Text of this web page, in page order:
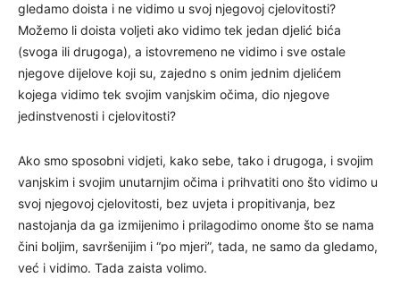
gledamo doista i ne vidimo u svoj njegovoj cjelovitosti?
Možemo li doista voljeti ako vidimo tek jedan djelić bića
(svoga ili drugoga), a istovremeno ne vidimo i sve ostale
njegove dijelove koji su, zajedno s onim jednim djelićem
kojega vidimo tek svojim vanjskim očima, dio njegove
jedinstvenosti i cjelovitosti?
Ako smo sposobni vidjeti, kako sebe, tako i drugoga, i svojim
vanjskim i svojim unutarnjim očima i prihvatiti ono što vidimo u
svoj njegovoj cjelovitosti, bez uvjeta i propitivanja, bez
nastojanja da ga izmijenimo i prilagodimo onome što se nama
čini boljim, savršenijim i “po mjeri”, tada, ne samo da gledamo,
već i vidimo. Tada zaista volimo.